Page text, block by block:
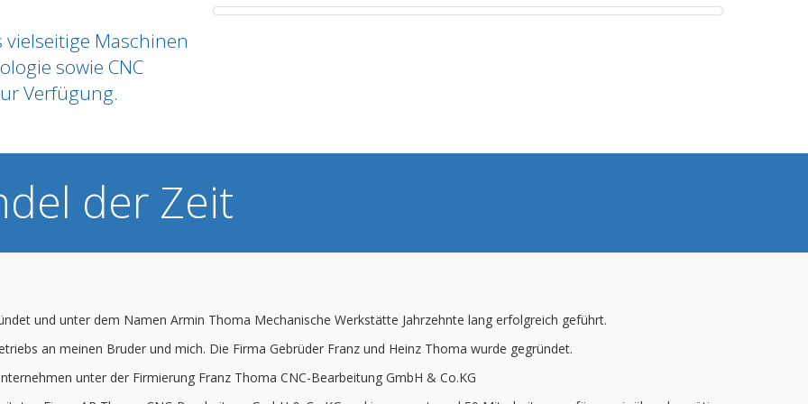
Maschinen
sowie CNC
Verfügung.
der Zeit
und unter dem Namen Armin Thoma Mechanische Werkstätte Jahrzehnte lang erfolgreich geführt.
an meinen Bruder und mich. Die Firma Gebrüder Franz und Heinz Thoma wurde gegründet.
unter der Firmierung Franz Thoma CNC-Bearbeitung GmbH & Co.KG